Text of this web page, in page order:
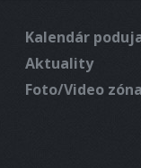
Kalendár
Aktuality
Foto/Video zóna